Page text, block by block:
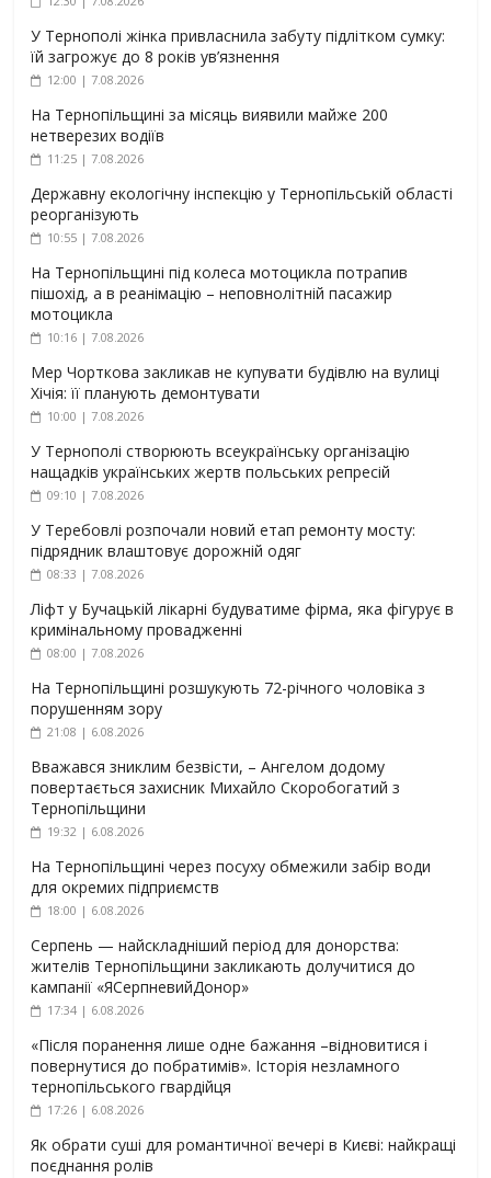
У Тернополі жінка привласнила забуту підлітком сумку:
їй загрожує до 8 років ув’язнення
12:00 | 7.08.2026
На Тернопільщині за місяць виявили майже 200
нетверезих водіїв
11:25 | 7.08.2026
Державну екологічну інспекцію у Тернопільській області
реорганізують
10:55 | 7.08.2026
На Тернопільщині під колеса мотоцикла потрапив
пішохід, а в реанімацію – неповнолітній пасажир
мотоцикла
10:16 | 7.08.2026
Мер Чорткова закликав не купувати будівлю на вулиці
Хічія: її планують демонтувати
10:00 | 7.08.2026
У Тернополі створюють всеукраїнську організацію
нащадків українських жертв польських репресій
09:10 | 7.08.2026
У Теребовлі розпочали новий етап ремонту мосту:
підрядник влаштовує дорожній одяг
08:33 | 7.08.2026
Ліфт у Бучацькій лікарні будуватиме фірма, яка фігурує в
кримінальному провадженні
08:00 | 7.08.2026
На Тернопільщині розшукують 72-річного чоловіка з
порушенням зору
21:08 | 6.08.2026
Вважався зниклим безвісти, – Ангелом додому
повертається захисник Михайло Скоробогатий з
Тернопільщини
19:32 | 6.08.2026
На Тернопільщині через посуху обмежили забір води
для окремих підприємств
18:00 | 6.08.2026
Серпень — найскладніший період для донорства:
жителів Тернопільщини закликають долучитися до
кампанії «ЯСерпневийДонор»
17:34 | 6.08.2026
«Після поранення лише одне бажання –відновитися і
повернутися до побратимів». Історія незламного
тернопільського гвардійця
17:26 | 6.08.2026
Як обрати суші для романтичної вечері в Києві: найкращі
поєднання ролів